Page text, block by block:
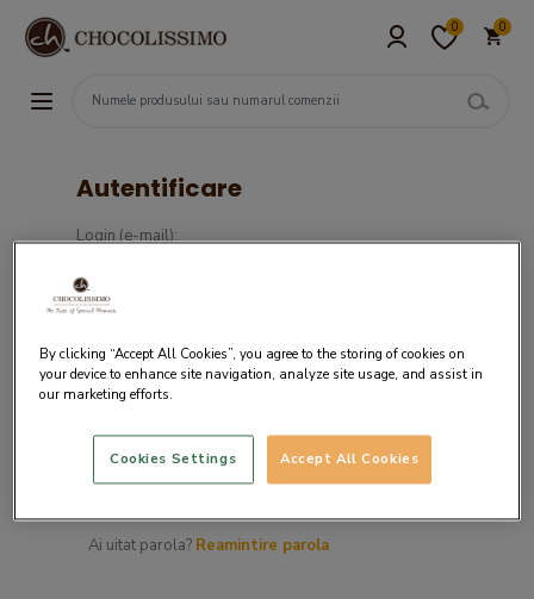
0 0
Autentificare
Login (e-mail):
Ai uitat parola? Reamintire parola
By clicking “Accept All Cookies”, you agree to the storing of cookies on
your device to enhance site navigation, analyze site usage, and assist in
our marketing efforts.
Accept All Cookies
Cookies Settings